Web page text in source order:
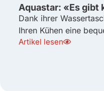
Aquastar: «Es gibt
Dank ihrer
Ihren Kühen eine
Artikel lesen